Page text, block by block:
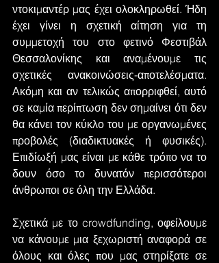
ντοκιμαντέρ μας έχει ολοκληρωθεί. Ήδη
έχει γίνει η σχετική αίτηση για τη
συμμετοχή του στο φετινό Φεστιβάλ
Θεσσαλονίκης και αναμένουμε τις
σχετικές ανακοινώσεις-αποτελέσματα.
Ακόμη και αν τελικώς απορριφθεί, αυτό
σε καμία περίπτωση δεν σημαίνει ότι δεν
θα κάνει τον κύκλο του με οργανωμένες
προβολές (διαδικτυακές ή φυσικές).
Επιδίωξή μας είναι με κάθε τρόπο να το
δουν όσο το δυνατόν περισσότεροι
άνθρωποι σε όλη την Ελλάδα.
Σχετικά με το crowdfunding, οφείλουμε
να κάνουμε μια ξεχωριστή αναφορά σε
όλους και όλες που μας στηρίξατε σε